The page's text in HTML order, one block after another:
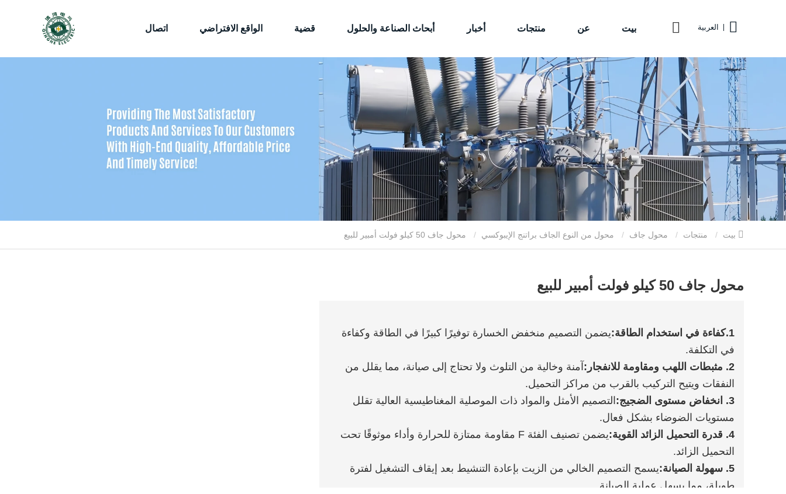
بيت عن منتجات أخبار أبحاث الصناعة والحلول قضية الواقع الافتراضي اتصال العربية
منتجات محول جاف محول من النوع الجاف براتنج الإيبوكسي
محول جاف 50 كيلو فولت أمبير للبيع
1. كفاءة في استخدام الطاقة:يضمن التصميم منخفض الخسارة توفيرًا كبيرًا في الطاقة وكفاءة
في التكلفة.
2. مثبطات اللهب ومقاومة للانفجار:
آمنة وخالية من التلوث ولا تحتاج إلى صيانة، مما يقلل من
النفقات ويتيح التركيب بالقرب من مراكز التحميل.
3. انخفاض مستوى الضجيج:
التصميم الأمثل والمواد ذات الموصلية المغناطيسية العالية تقلل
مستويات الضوضاء بشكل فعال.
4. قدرة التحميل الزائد القوية:
يضمن تصنيف الفئة F مقاومة ممتازة للحرارة وأداء موثوقًا تحت
التحميل الزائد.
5. سهولة الصيانة:
يسمح التصميم الخالي من الزيت بإعادة التنشيط بعد إيقاف التشغيل لفترة
طويلة، مما يسهل عملية الصيانة.